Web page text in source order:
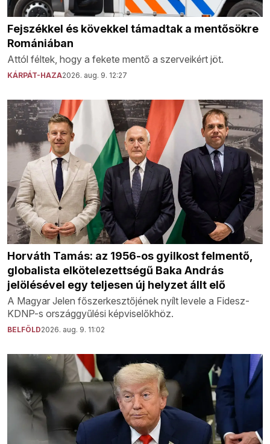
Fejszékkel és kövekkel támadtak a mentősökre
Romániában
Attól féltek, hogy a fekete mentő a szerveikért jöt.
KÁRPÁT-HAZA2026. aug. 9. 12:27
Horváth Tamás: az 1956-os gyilkost felmentő,
globalista elkötelezettségű Baka András
jelölésével egy teljesen új helyzet állt elő
A Magyar Jelen főszerkesztőjének nyílt levele a Fidesz-
KDNP-s országgyűlési képviselőkhöz.
BELFÖLD2026. aug. 9. 11:02